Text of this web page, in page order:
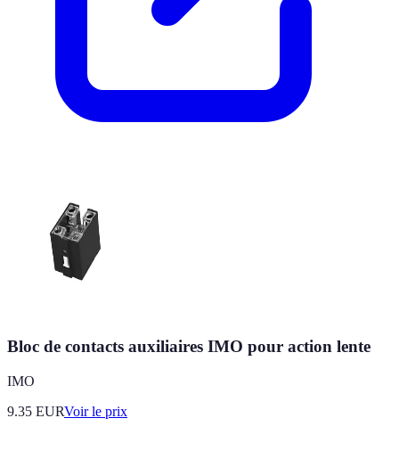
Bloc de contacts auxiliaires IMO pour action lente
IMO
9.35 EURVoir le prix